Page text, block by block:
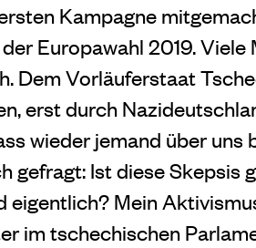
Kampagne
Europawahl 2019. Viele
Dem Vorläuferstaat
erst durch
wieder jemand über
gefragt: Ist diese Skepsis
Mein
im tschechischen